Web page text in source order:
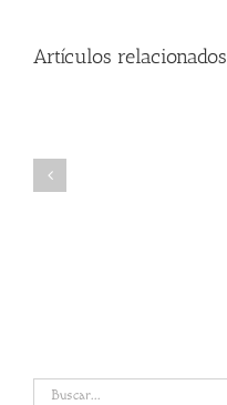
Artículos relacionados
Buscar: